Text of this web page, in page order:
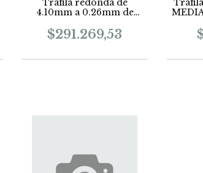
Trafila redonda de
4.10mm a 0.26mm de
$291.269,53